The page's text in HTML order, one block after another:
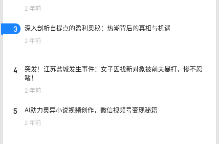
2 年前
3 深入剖析自提点的盈利奥秘：热潮背后的真相与机遇
2 年前
4
突发！江苏盐城发生事件：女子因找新对象被前夫暴打，惨不忍
睹！
2 年前
5 AI助力灵异小说视频创作，微信视频号变现秘籍
2 年前